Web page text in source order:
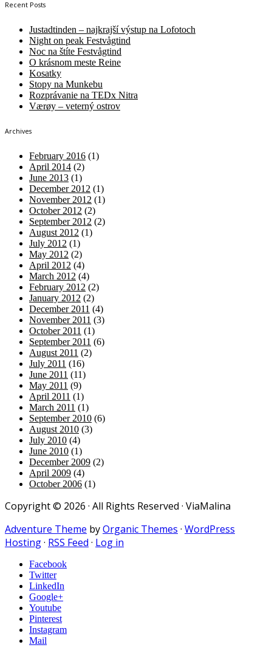
Recent Posts
Justadtinden – najkrajší výstup na Lofotoch
Night on peak Festvågtind
Noc na štíte Festvågtind
O krásnom meste Reine
Kosatky
Stopy na Munkebu
Rozprávanie na TEDx Nitra
Værøy – veterný ostrov
Archives
February 2016 (1)
April 2014 (2)
June 2013 (1)
December 2012 (1)
November 2012 (1)
October 2012 (2)
September 2012 (2)
August 2012 (1)
July 2012 (1)
May 2012 (2)
April 2012 (4)
March 2012 (4)
February 2012 (2)
January 2012 (2)
December 2011 (4)
November 2011 (3)
October 2011 (1)
September 2011 (6)
August 2011 (2)
July 2011 (16)
June 2011 (11)
May 2011 (9)
April 2011 (1)
March 2011 (1)
September 2010 (6)
August 2010 (3)
July 2010 (4)
June 2010 (1)
December 2009 (2)
April 2009 (4)
October 2006 (1)
Copyright © 2026 · All Rights Reserved · ViaMalina
Adventure Theme byOrganic Themes · WordPress
Hosting· RSS Feed · Log in
Facebook
Twitter
LinkedIn
Google+
Youtube
Pinterest
Instagram
Mail